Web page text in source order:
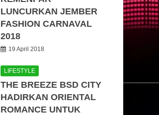
LUNCURKAN JEMBER
FASHION CARNAVAL
2018
19 April 2018
LIFESTYLE
THE BREEZE BSD CITY
HADIRKAN ORIENTAL
ROMANCE UNTUK